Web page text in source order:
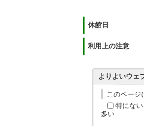
休館日
利用上の注意
よりよいウェ
このページ
特にない
多い